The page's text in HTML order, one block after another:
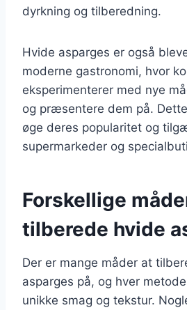
dyrkning og tilberedning.
Hvide asparges er også
moderne gastronomi, hvor
eksperimenterer med nye
og præsentere dem på.
øge deres popularitet og
supermarkeder og
Forskellige
tilberede hvide
Der er mange måder at
asparges på, og hver
unikke smag og tekstur.